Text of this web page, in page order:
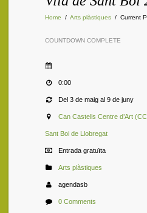
Home / Arts plàstiques / Current
COUNTDOWN COMPLETE
0:00
Del 3 de maig al 9 de juny
Can Castells Centre d’Art
Sant Boi de Llobregat
Entrada gratuïta
Arts plàstiques
agendasb
0 Comments